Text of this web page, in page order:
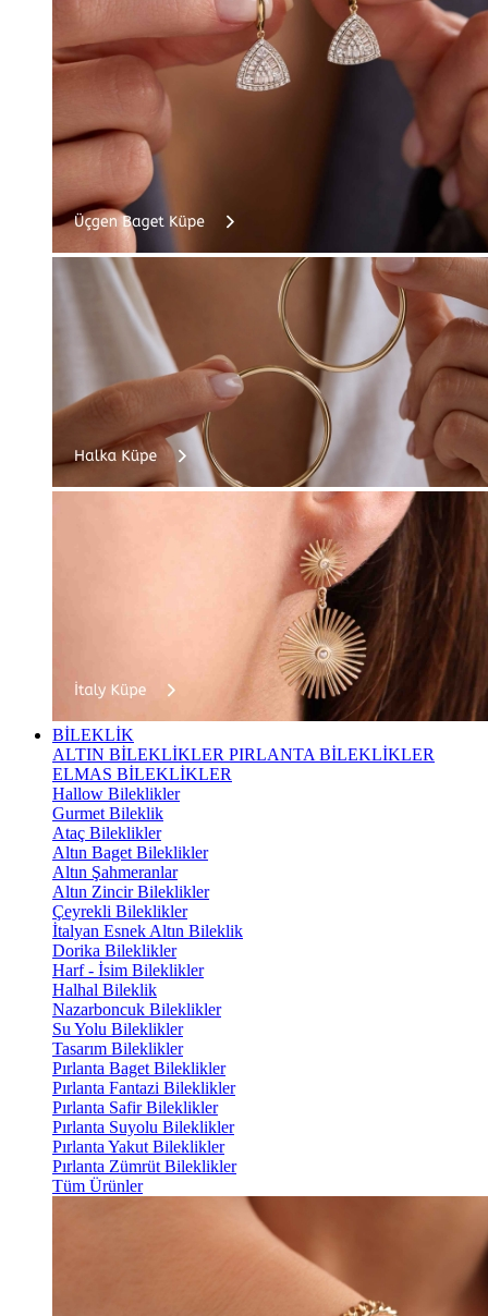
BİLEKLİK
ALTIN BİLEKLİKLER PIRLANTA BİLEKLİKLER
ELMAS BİLEKLİKLER
Hallow Bileklikler
Gurmet Bileklik
Ataç Bileklikler
Altın Baget Bileklikler
Altın Şahmeranlar
Altın Zincir Bileklikler
Çeyrekli Bileklikler
İtalyan Esnek Altın Bileklik
Dorika Bileklikler
Harf - İsim Bileklikler
Halhal Bileklik
Nazarboncuk Bileklikler
Su Yolu Bileklikler
Tasarım Bileklikler
Pırlanta Baget Bileklikler
Pırlanta Fantazi Bileklikler
Pırlanta Safir Bileklikler
Pırlanta Suyolu Bileklikler
Pırlanta Yakut Bileklikler
Pırlanta Zümrüt Bileklikler
Tüm Ürünler